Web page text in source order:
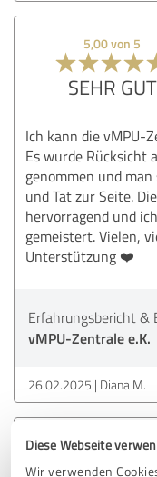
Diese Webseite
Wir verwenden
5,00 von 5
SEHR GUT
Ich kann die vMPU-
Es wurde Rücksicht
genommen und
und Tat zur Seite.
hervorragend und
gemeistert. Vielen,
Unterstützung ❤️
Erfahrungsbericht &
vMPU-Zentrale e.K.
26.02.2025 Diana M.
5,00 von 5